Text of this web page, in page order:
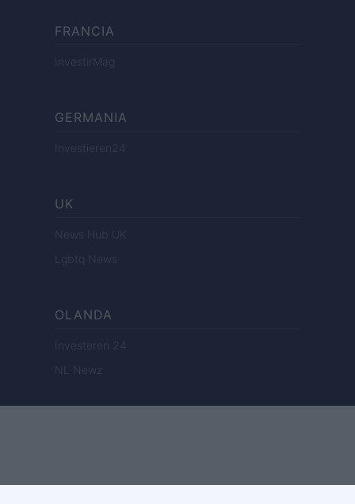
FRANCIA
InvestirMag
GERMANIA
Investieren24
UK
News Hub UK
Lgbtq News
OLANDA
Investeren 24
NL Newz